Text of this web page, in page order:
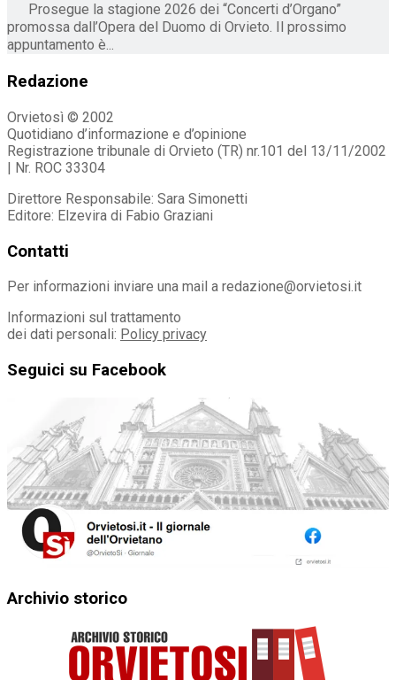
Prosegue la stagione 2026 dei “Concerti d’Organo”
promossa dall’Opera del Duomo di Orvieto. Il prossimo
appuntamento è...
Redazione
Orvietosì © 2002
Quotidiano d’informazione e d’opinione
Registrazione tribunale di Orvieto (TR) nr.101 del 13/11/2002
| Nr. ROC 33304
Direttore Responsabile: Sara Simonetti
Editore: Elzevira di Fabio Graziani
Contatti
Per informazioni inviare una mail a redazione@orvietosi.it
Informazioni sul trattamento
dei dati personali: Policy privacy
Seguici su Facebook
Archivio storico